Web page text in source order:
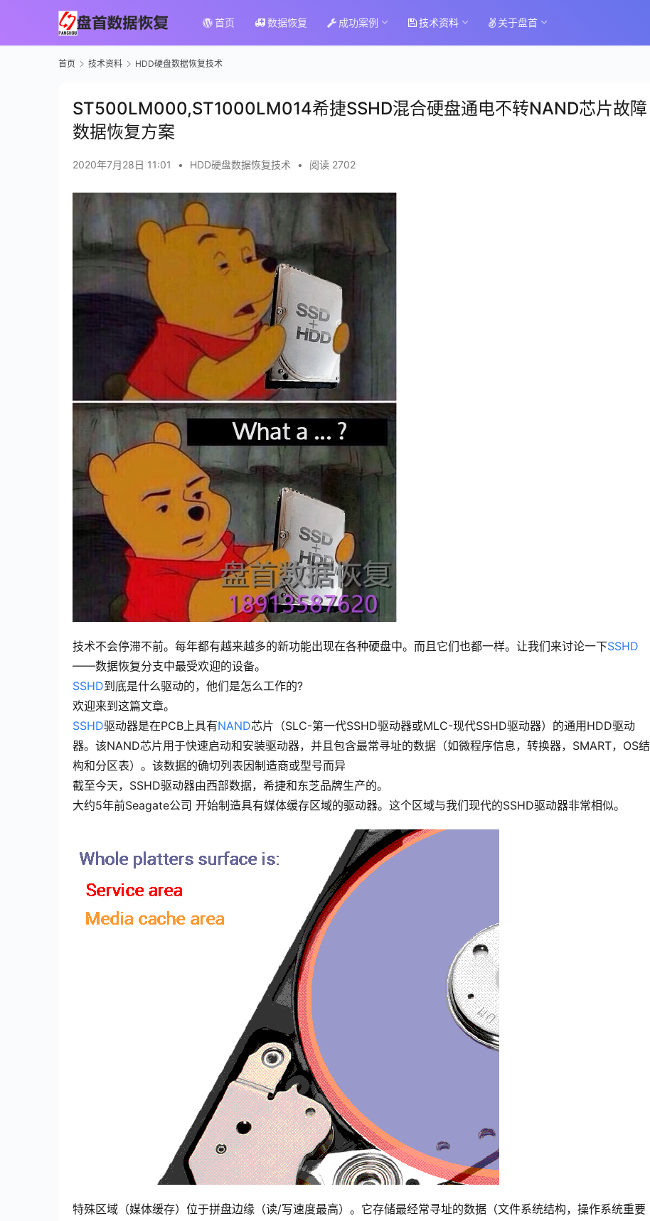
首页 数据恢复 成功案例 技术资料 关于盘首
首页 技术资料 HDD硬盘数据恢复技术
ST500LM000,ST1000LM014希捷SSHD混合硬盘通电不转NAND芯片故障
数据恢复方案
2020年7月28日 11:01 • HDD硬盘数据恢复技术 • 阅读 2702
技术不会停滞不前。每年都有越来越多的新功能出现在各种硬盘中。而且它们也都一样。让我们来讨论一下SSHD
——数据恢复分支中最受欢迎的设备。
SSHD到底是什么驱动的，他们是怎么工作的?
欢迎来到这篇文章。
SSHD驱动器是在PCB上具有NAND芯片（SLC-第一代SSHD驱动器或MLC-现代SSHD驱动器）的通用HDD驱动
器。该NAND芯片用于快速启动和安装驱动器，并且包含最常寻址的数据（如微程序信息，转换器，SMART，OS结
构和分区表）。该数据的确切列表因制造商或型号而异
截至今天，SSHD驱动器由西部数据，希捷和东芝品牌生产的。
大约5年前Seagate公司 开始制造具有媒体缓存区域的驱动器。这个区域与我们现代的SSHD驱动器非常相似。
特殊区域（媒体缓存）位于拼盘边缘（读/写速度最高）。它存储最经常寻址的数据（文件系统结构，操作系统重要